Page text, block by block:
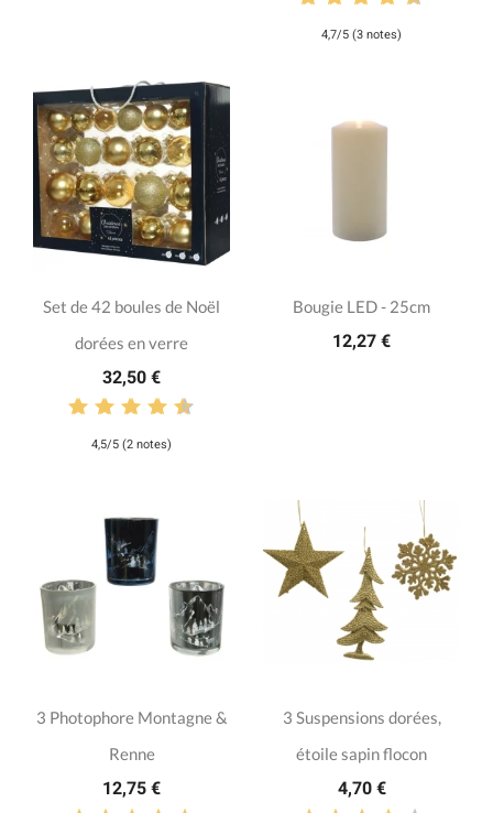
4,7/5 (3 notes)
Set de 42 boules de Noël
dorées en verre
32,50 €
4,5/5 (2 notes)
Bougie LED - 25cm
12,27 €
3 Photophore Montagne &
Renne
12,75 €
3 Suspensions dorées,
étoile sapin flocon
4,70 €